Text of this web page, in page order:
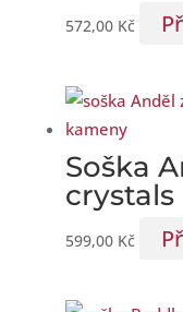
572,00 Kč
Soška
crystals
599,00 Kč